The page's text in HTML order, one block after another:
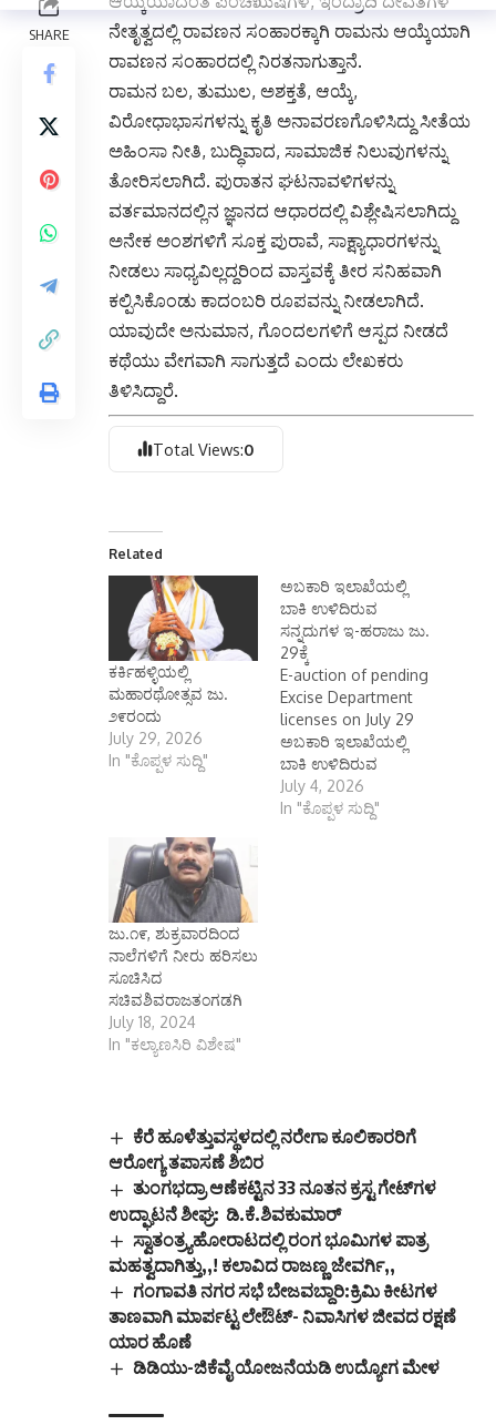
ನೇತೃತ್ವದಲ್ಲಿ ರಾವಣನ ಸಂಹಾರಕ್ಕಾಗಿ ರಾಮನು ಆಯ್ಕೆಯಾಗಿ
ರಾವಣನ ಸಂಹಾರದಲ್ಲಿ ನಿರತನಾಗುತ್ತಾನೆ.
ರಾಮನ ಬಲ, ತುಮುಲ, ಅಶಕ್ತತೆ, ಆಯ್ಕೆ,
ವಿರೋಧಾಭಾಸಗಳನ್ನು ಕೃತಿ ಅನಾವರಣಗೊಳಿಸಿದ್ದು ಸೀತೆಯ
ಅಹಿಂಸಾ ನೀತಿ, ಬುದ್ಧಿವಾದ, ಸಾಮಾಜಿಕ ನಿಲುವುಗಳನ್ನು
ತೋರಿಸಲಾಗಿದೆ. ಪುರಾತನ ಘಟನಾವಳಿಗಳನ್ನು
ವರ್ತಮಾನದಲ್ಲಿನ ಜ್ಞಾನದ ಆಧಾರದಲ್ಲಿ ವಿಶ್ಲೇಷಿಸಲಾಗಿದ್ದು
ಅನೇಕ ಅಂಶಗಳಿಗೆ ಸೂಕ್ತ ಪುರಾವೆ, ಸಾಕ್ಷ್ಯಾಧಾರಗಳನ್ನು
ನೀಡಲು ಸಾಧ್ಯವಿಲ್ಲದ್ದರಿಂದ ವಾಸ್ತವಕ್ಕೆ ತೀರ ಸನಿಹವಾಗಿ
ಕಲ್ಪಿಸಿಕೊಂಡು ಕಾದಂಬರಿ ರೂಪವನ್ನು ನೀಡಲಾಗಿದೆ.
ಯಾವುದೇ ಅನುಮಾನ, ಗೊಂದಲಗಳಿಗೆ ಆಸ್ಪದ ನೀಡದೆ
ಕಥೆಯು ವೇಗವಾಗಿ ಸಾಗುತ್ತದೆ ಎಂದು ಲೇಖಕರು
ತಿಳಿಸಿದ್ದಾರೆ.
Total Views:0
Related
ಕರ್ಕಿಹಳ್ಳಿಯಲ್ಲಿ
ಮಹಾರಥೋತ್ಸವ ಜು.
೨೯ರಂದು
July 29, 2026
In "ಕೊಪ್ಪಳ ಸುದ್ದಿ"
ಅಬಕಾರಿ ಇಲಾಖೆಯಲ್ಲಿ
ಬಾಕಿ ಉಳಿದಿರುವ
ಸನ್ನದುಗಳ ಇ-ಹರಾಜು ಜು.
29ಕ್ಕೆ
E-auction of pending
Excise Department
licenses on July 29
ಅಬಕಾರಿ ಇಲಾಖೆಯಲ್ಲಿ
ಬಾಕಿ ಉಳಿದಿರುವ
ಸನ್ನದುಗಳ ಇ-ಹರಾಜು ಜು.
29ಕ್ಕೆ ಕೊಪ್ಪಳ ಜುಲೈ 04
ಹರಾಜು…
July 4, 2026
In "ಕೊಪ್ಪಳ ಸುದ್ದಿ"
ಜು.೧೯, ಶುಕ್ರವಾರದಿಂದ
ನಾಲೆಗಳಿಗೆ ನೀರು ಹರಿಸಲು
ಸೂಚಿಸಿದ
ಸಚಿವಶಿವರಾಜತಂಗಡಗಿ
July 18, 2024
In "ಕಲ್ಯಾಣಸಿರಿ ವಿಶೇಷ"
ಕೆರೆ ಹೂಳೆತ್ತುವಸ್ಥಳದಲ್ಲಿ ನರೇಗಾ ಕೂಲಿಕಾರರಿಗೆ
ಆರೋಗ್ಯ ತಪಾಸಣೆ ಶಿಬಿರ
ತುಂಗಭದ್ರಾ ಆಣೆಕಟ್ಟಿನ 33 ನೂತನ ಕ್ರಸ್ಟ ಗೇಟ್‌ಗಳ
ಉದ್ಘಾಟನೆ ಶೀಘ್ರ: ಡಿ.ಕೆ.ಶಿವಕುಮಾರ್
ಸ್ವಾತಂತ್ರ್ಯಹೋರಾಟದಲ್ಲಿ ರಂಗ ಭೂಮಿಗಳ ಪಾತ್ರ
ಮಹತ್ವದಾಗಿತ್ತು,,! ಕಲಾವಿದ ರಾಜಣ್ಣ ಜೇವರ್ಗಿ,,
ಗಂಗಾವತಿ ನಗರ ಸಭೆ ಬೇಜವಬ್ದಾರಿ:ಕ್ರಿಮಿ ಕೀಟಗಳ
ತಾಣವಾಗಿ ಮಾರ್ಪಟ್ಟ ಲೇಔಟ್- ನಿವಾಸಿಗಳ ಜೀವದ ರಕ್ಷಣೆ
ಯಾರ ಹೊಣೆ
ಡಿಡಿಯು-ಜಿಕೆವೈ ಯೋಜನೆಯಡಿ ಉದ್ಯೋಗ ಮೇಳ